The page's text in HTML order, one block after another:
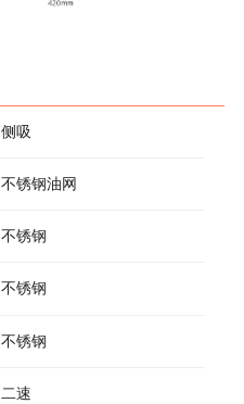
侧吸
不锈钢油网
不锈钢
不锈钢
不锈钢
二速